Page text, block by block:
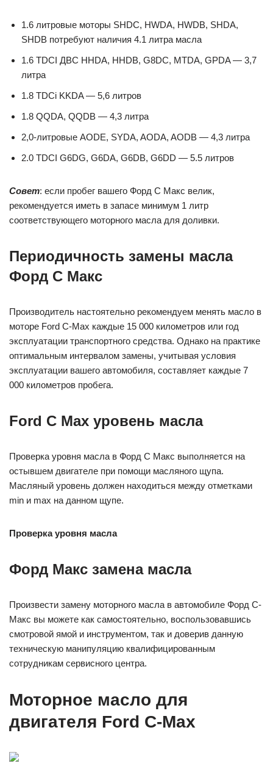
1.6 литровые моторы SHDC, HWDA, HWDB, SHDA,
SHDB потребуют наличия 4.1 литра масла
1.6 TDCI ДВС HHDA, HHDB, G8DC, MTDA, GPDA — 3,7
литра
1.8 TDCi KKDA — 5,6 литров
1.8 QQDA, QQDB — 4,3 литра
2,0-литровые AODE, SYDA, AODA, AODB — 4,3 литра
2.0 TDCI G6DG, G6DA, G6DB, G6DD — 5.5 литров
Совет: если пробег вашего Форд С Макс велик,
рекомендуется иметь в запасе минимум 1 литр
соответствующего моторного масла для доливки.
Периодичность замены масла
Форд С Макс
Производитель настоятельно рекомендуем менять масло в
моторе Ford C-Max каждые 15 000 километров или год
эксплуатации транспортного средства. Однако на практике
оптимальным интервалом замены, учитывая условия
эксплуатации вашего автомобиля, составляет каждые 7
000 километров пробега.
Ford C Max уровень масла
Проверка уровня масла в Форд С Макс выполняется на
остывшем двигателе при помощи масляного щупа.
Масляный уровень должен находиться между отметками
min и max на данном щупе.
Проверка уровня масла
Форд Макс замена масла
Произвести замену моторного масла в автомобиле Форд С-
Макс вы можете как самостоятельно, воспользовавшись
смотровой ямой и инструментом, так и доверив данную
техническую манипуляцию квалифицированным
сотрудникам сервисного центра.
Моторное масло для
двигателя Ford C-Max